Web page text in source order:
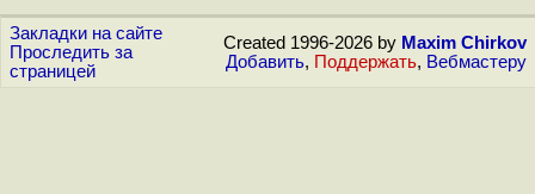
Закладки на сайте
Проследить за
страницей
Created 1996-2026 by Maxim Chirkov
Добавить, Поддержать, Вебмастеру